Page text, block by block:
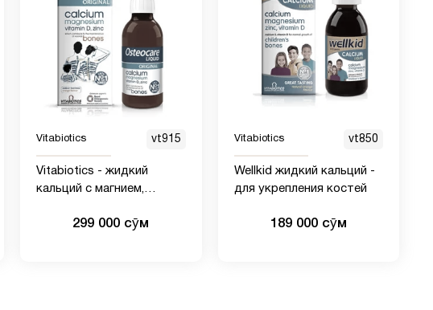
Vitabiotics vt915
Vitabiotics - жидкий
кальций с магнием,
костей 500 ml
299 000 сӯм
Vitabiotics vt850
Wellkid жидкий кальций -
для укрепления костей
189 000 сӯм